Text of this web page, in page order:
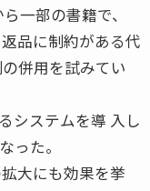
一部の書籍で、
品に制約がある代
併用を試みてい
システムを導 入し
った。
大にも効果を挙